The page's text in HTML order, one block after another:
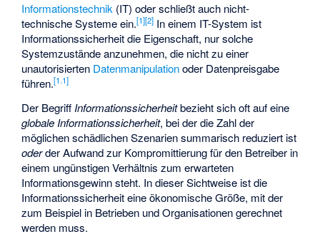
Informationstechnik (IT) oder schließt auch nicht-
technische Systeme ein.[1][2] In einem IT-System ist
Informationssicherheit die Eigenschaft, nur solche
Systemzustände anzunehmen, die nicht zu einer
unautorisierten Datenmanipulationoder Datenpreisgabe
führen.[1.1]
Der BegriffInformationssicherheitbezieht sich oft auf eine
globale Informationssicherheit, bei der die Zahl der
möglichen schädlichen Szenarien summarisch reduziert ist
oderder Aufwand zur Kompromittierung für den Betreiber in
einem ungünstigen Verhältnis zum erwarteten
Informationsgewinn steht. In dieser Sichtweise ist die
Informationssicherheit eine ökonomische Größe, mit der
zum Beispiel in Betrieben und Organisationen gerechnet
werden muss.